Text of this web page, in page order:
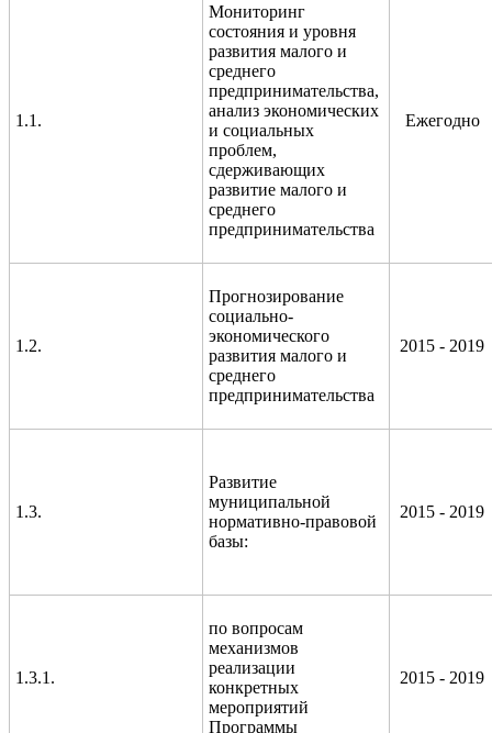
1.1.
Мониторинг
состояния и уровня
развития малого и
среднего
предпринимательства,
анализ экономических
и социальных
проблем,
сдерживающих
развитие малого и
среднего
предпринимательства
Ежегодно
1.2.
Прогнозирование
социально-
экономического
развития малого и
среднего
предпринимательства
2015 - 2019
1.3.
Развитие
муниципальной
нормативно-правовой
базы:
2015 - 2019
1.3.1.
по вопросам
механизмов
реализации
конкретных
мероприятий
Программы
2015 - 2019